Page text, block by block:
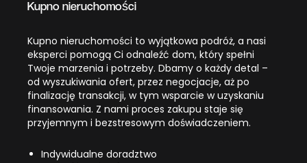
Kupno nieruchomości
Kupno nieruchomości to wyjątkowa podróż, a nasi
eksperci pomogą Ci odnaleźć dom, który spełni
Twoje marzenia i potrzeby. Dbamy o każdy detal –
od wyszukiwania ofert, przez negocjacje, aż po
finalizację transakcji, w tym wsparcie w uzyskaniu
finansowania. Z nami proces zakupu staje się
przyjemnym i bezstresowym doświadczeniem.
Indywidualne doradztwo